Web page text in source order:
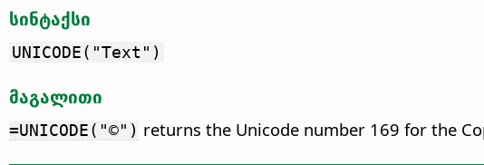
სინტაქსი
UNICODE("Text")
მაგალითი
=UNICODE("©") returns the Unicode number 169 for the